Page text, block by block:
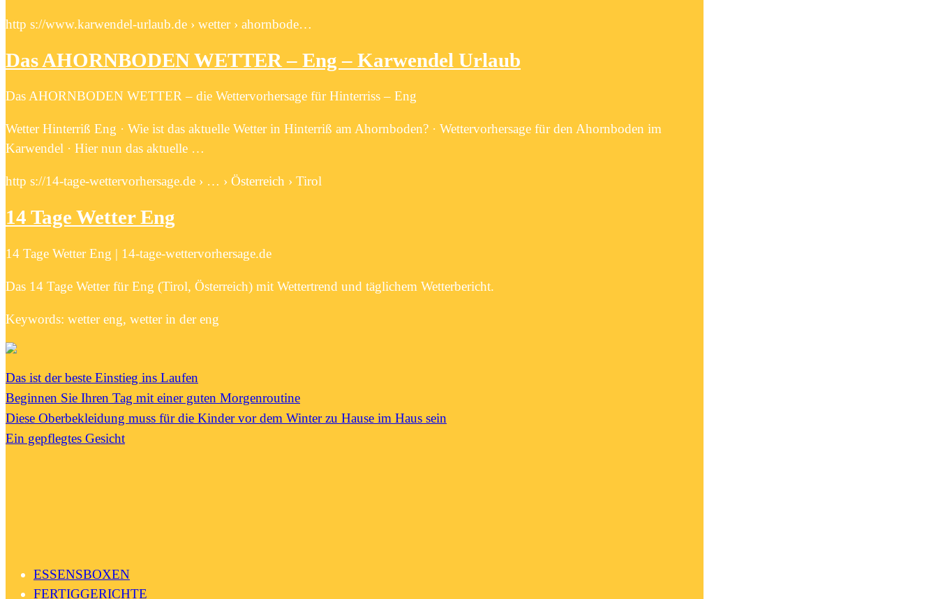
http s://www.karwendel-urlaub.de › wetter › ahornbode…
Das AHORNBODEN WETTER – Eng – Karwendel Urlaub
Das AHORNBODEN WETTER – die Wettervorhersage für Hinterriss – Eng
Wetter Hinterriß Eng · Wie ist das aktuelle Wetter in Hinterriß am Ahornboden? · Wettervorhersage für den Ahornboden im
Karwendel · Hier nun das aktuelle …
http s://14-tage-wettervorhersage.de › … › Österreich › Tirol
14 Tage Wetter Eng
14 Tage Wetter Eng | 14-tage-wettervorhersage.de
Das 14 Tage Wetter für Eng (Tirol, Österreich) mit Wettertrend und täglichem Wetterbericht.
Keywords: wetter eng, wetter in der eng
Das ist der beste Einstieg ins Laufen
Beginnen Sie Ihren Tag mit einer guten Morgenroutine
Diese Oberbekleidung muss für die Kinder vor dem Winter zu Hause im Haus sein
Ein gepflegtes Gesicht
ESSENSBOXEN
FERTIGGERICHTE